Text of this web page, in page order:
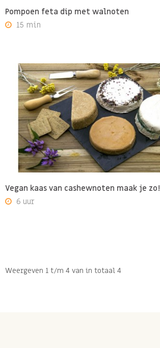
Pompoen feta dip met walnoten
15 min
Vegan kaas van cashewnoten maak je zo!
6 uur
Weergeven 1 t/m 4 van in totaal 4